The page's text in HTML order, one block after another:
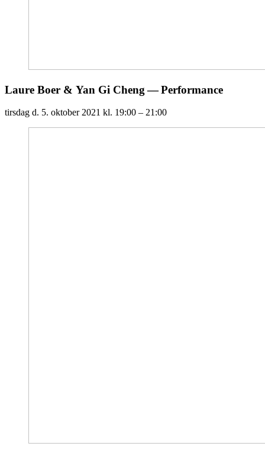
Laure Boer & Yan Gi Cheng — Performance
tirsdag d. 5. oktober 2021 kl. 19:00 – 21:00